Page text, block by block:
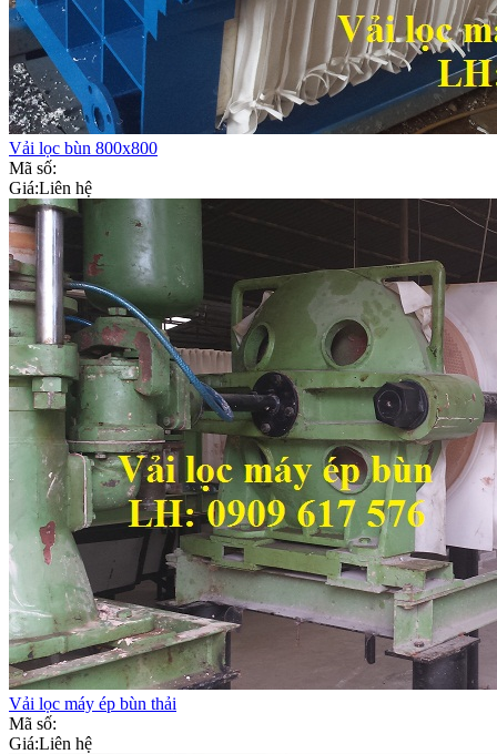
Vải lọc bùn 800x800
Mã số:
Giá:Liên hệ
Vải lọc máy ép bùn thải
Mã số:
Giá:Liên hệ